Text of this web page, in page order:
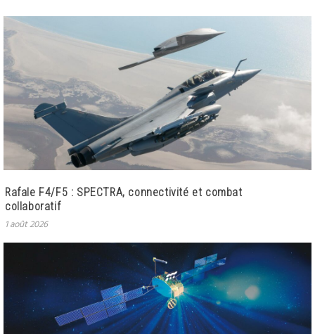
Rafale F4/F5 : SPECTRA, connectivité et combat
collaboratif
1 août 2026